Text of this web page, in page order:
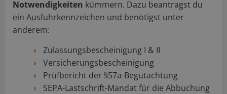
Notwendigkeiten kümmern. Dazu beantragst du
ein Ausfuhrkennzeichen und benötigst unter
anderem:
Zulassungsbescheinigung I & II
Versicherungsbescheinigung
Prüfbericht der §57a-Begutachtung
SEPA-Lastschrift-Mandat für die Abbuchung